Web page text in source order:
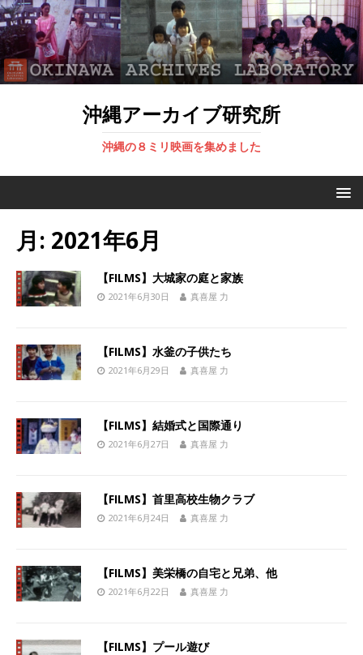
沖縄アーカイブ研究所
沖縄の８ミリ映画を集めました
月: 2021年6月
【FILMS】大城家の庭と家族
2021年6月30日 真喜屋 力
【FILMS】水釜の子供たち
2021年6月29日 真喜屋 力
【FILMS】結婚式と国際通り
2021年6月27日 真喜屋 力
【FILMS】首里高校生物クラブ
2021年6月24日 真喜屋 力
【FILMS】美栄橋の自宅と兄弟、他
2021年6月22日 真喜屋 力
【FILMS】プール遊び